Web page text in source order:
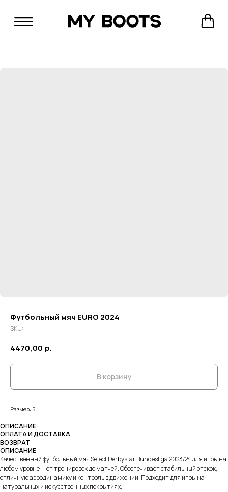
Футбольный мяч EURO 2024
SKU:
4470,00 р.
В корзину
Размер: 5
ОПИСАНИЕ
ОПЛАТА И ДОСТАВКА
ВОЗВРАТ
ОПИСАНИЕ
Качественный футбольный мяч Select Derbystar Bundesliga 2023/24 для игры на
любом уровне — от тренировок до матчей. Обеспечивает стабильный отскок,
отличную аэродинамику и контроль в движении. Подходит для игры на
натуральных и искусственных покрытиях.